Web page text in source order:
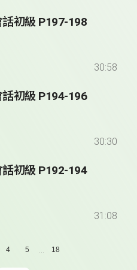
初級 P197-198
30:58
初級 P194-196
30:30
初級 P192-194
31:08
4 5 ... 18